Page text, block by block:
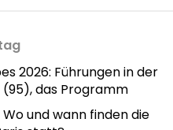
2026: Führungen in der
das Programm
und wann finden die